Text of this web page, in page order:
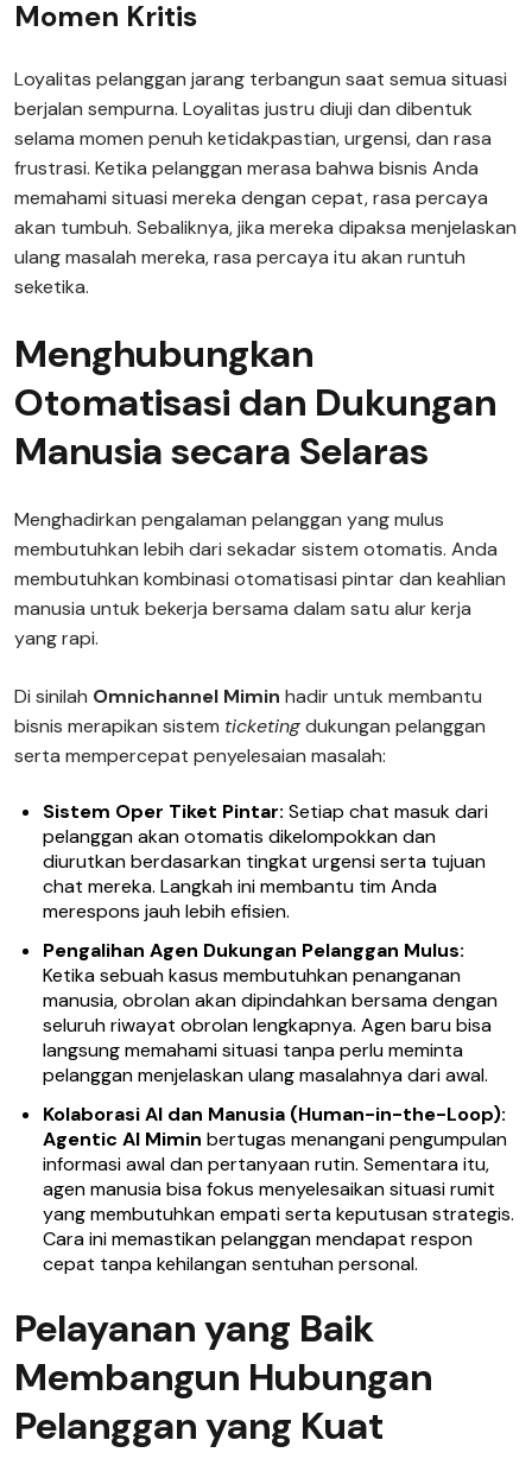
Momen Kritis
Loyalitas pelanggan jarang terbangun saat semua situasi
berjalan sempurna. Loyalitas justru diuji dan dibentuk
selama momen penuh ketidakpastian, urgensi, dan rasa
frustrasi. Ketika pelanggan merasa bahwa bisnis Anda
memahami situasi mereka dengan cepat, rasa percaya
akan tumbuh. Sebaliknya, jika mereka dipaksa menjelaskan
ulang masalah mereka, rasa percaya itu akan runtuh
seketika.
Menghubungkan
Otomatisasi dan Dukungan
Manusia secara Selaras
Menghadirkan pengalaman pelanggan yang mulus
membutuhkan lebih dari sekadar sistem otomatis. Anda
membutuhkan kombinasi otomatisasi pintar dan keahlian
manusia untuk bekerja bersama dalam satu alur kerja
yang rapi.
Di sinilah Omnichannel Mimin hadir untuk membantu
bisnis merapikan sistem ticketingdukungan pelanggan
serta mempercepat penyelesaian masalah:
Sistem Oper Tiket Pintar: Setiap chat masuk dari
pelanggan akan otomatis dikelompokkan dan
diurutkan berdasarkan tingkat urgensi serta tujuan
chat mereka. Langkah ini membantu tim Anda
merespons jauh lebih efisien.
Pengalihan Agen Dukungan Pelanggan Mulus:
Ketika sebuah kasus membutuhkan penanganan
manusia, obrolan akan dipindahkan bersama dengan
seluruh riwayat obrolan lengkapnya. Agen baru bisa
langsung memahami situasi tanpa perlu meminta
pelanggan menjelaskan ulang masalahnya dari awal.
Kolaborasi AI dan Manusia (Human-in-the-Loop):
Agentic AI Mimin bertugas menangani pengumpulan
informasi awal dan pertanyaan rutin. Sementara itu,
agen manusia bisa fokus menyelesaikan situasi rumit
yang membutuhkan empati serta keputusan strategis.
Cara ini memastikan pelanggan mendapat respon
cepat tanpa kehilangan sentuhan personal.
Pelayanan yang Baik
Membangun Hubungan
Pelanggan yang Kuat